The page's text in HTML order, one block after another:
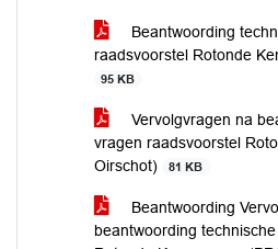
Beantwoording
raadsvoorstel Rotonde
95 KB
Vervolgvragen na
vragen raadsvoorstel
Oirschot)
81 KB
Beantwoording
beantwoording